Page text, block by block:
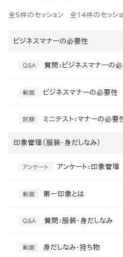
全5件のセッション 全14件のセッシ
ビジネスマナーの必要性
Q&A 質問：ビジネスマナーの
動画 ビジネスマナーの必要性
試験 ミニテスト：マナーの必要
印象管理（服装・身だしなみ）
アンケート アンケート：印象管理
動画 第一印象とは
Q&A 質問：服装・身だしなみ
動画 身だしなみ・持ち物